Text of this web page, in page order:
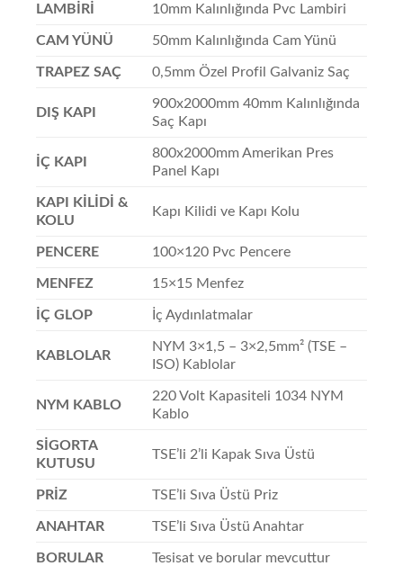
LAMBİRİ 10mm Kalınlığında Pvc Lambiri
CAM YÜNÜ 50mm Kalınlığında Cam Yünü
TRAPEZ SAÇ 0,5mm Özel Profil Galvaniz Saç
DIŞ KAPI
900x2000mm 40mm Kalınlığında
Saç Kapı
İÇ KAPI
800x2000mm Amerikan Pres
Panel Kapı
KAPI KİLİDİ &
KOLU
Kapı Kilidi ve Kapı Kolu
PENCERE 100×120 Pvc Pencere
MENFEZ 15×15 Menfez
İÇ GLOP İç Aydınlatmalar
KABLOLAR
NYM 3×1,5 – 3×2,5mm² (TSE –
ISO) Kablolar
NYM KABLO
220 Volt Kapasiteli 1034 NYM
Kablo
SİGORTA
KUTUSU
TSE’li 2’li Kapak Sıva Üstü
PRİZ TSE’li Sıva Üstü Priz
ANAHTAR TSE’li Sıva Üstü Anahtar
BORULAR Tesisat ve borular mevcuttur